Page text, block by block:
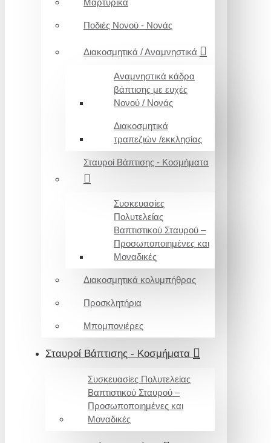
Μαρτυρικά
Ποδιές Νονού - Νονάς
Διακοσμητικά / Αναμνηστικά
Αναμνηστικά κάδρα
βάπτισης με ευχές
Νονού / Νονάς
Διακοσμητικά
τραπεζιών /εκκλησίας
Σταυροί Βάπτισης - Κοσμήματα
Συσκευασίες
Πολυτελείας
Βαπτιστικού Σταυρού –
Προσωποποιημένες και
Μοναδικές
Διακοσμητικά κολυμπήθρας
Προσκλητήρια
Μπομπονιέρες
Σταυροί Βάπτισης - Κοσμήματα
Συσκευασίες Πολυτελείας
Βαπτιστικού Σταυρού –
Προσωποποιημένες και
Μοναδικές